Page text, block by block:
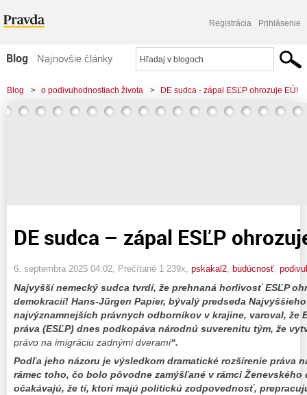
Registrácia Prihlásenie
Blog
Najnovšie články
Najčítanejšie články
Najkomentovanejšie články
Blog > o podivuhodnostiach života > DE sudca - zápal ESĽP ohrozuje EÚ!
DE sudca – zápal ESĽP
6. septembra 2025 04:02 , Prečítané 1 239x, pskakal2 budúcnosť
Najvyšší nemecký sudca tvrdí, že prehnaná horlivosť ESĽP
demokracií! Hans-Jürgen Papier, bývalý predseda
najvýznamnejších právnych odborníkov v krajine, varoval, že
práva (ESĽP) dnes podkopáva národnú suverenitu tým, že
právo na imigráciu zadnými dverami“.
Podľa jeho názoru je výsledkom dramatické rozšírenie práva
rámec toho, čo bolo pôvodne zamýšľané v rámci Ženevského
očakávajú, že tí, ktorí majú politickú zodpovednosť,